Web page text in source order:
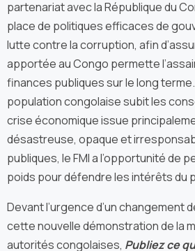
partenariat avec la République du
place de politiques efficaces de
lutte contre la corruption, afin
apportée au Congo permette
finances publiques sur le long
population congolaise subit les
crise économique issue
désastreuse, opaque et
publiques, le FMI a l’opportunité de
poids pour défendre les intérêts du
Devant l’urgence d’un changement
cette nouvelle démonstration de la
autorités congolaises, Publiez ce